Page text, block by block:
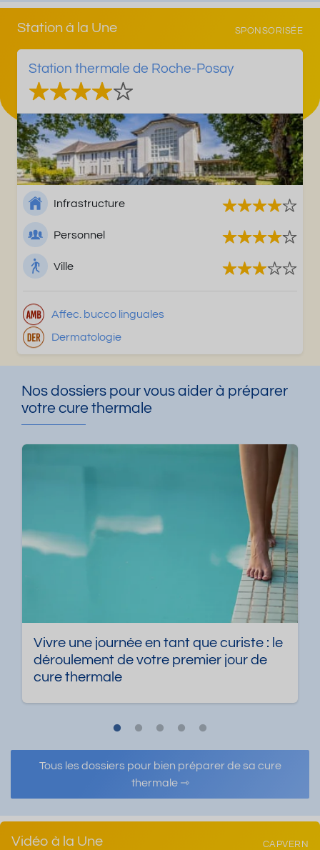
Station à la Une SPONSORISÉE
Station thermale de Roche-Posay
Infrastructure
Personnel
Ville
Affec. bucco linguales
Dermatologie
Nos dossiers pour vous aider à préparer
votre cure thermale
Vivre une journée en tant que curiste : le
déroulement de votre premier jour de
cure thermale
Tous les dossiers pour bien préparer de sa cure
thermale ⇾
Vidéo à la Une CAPVERN